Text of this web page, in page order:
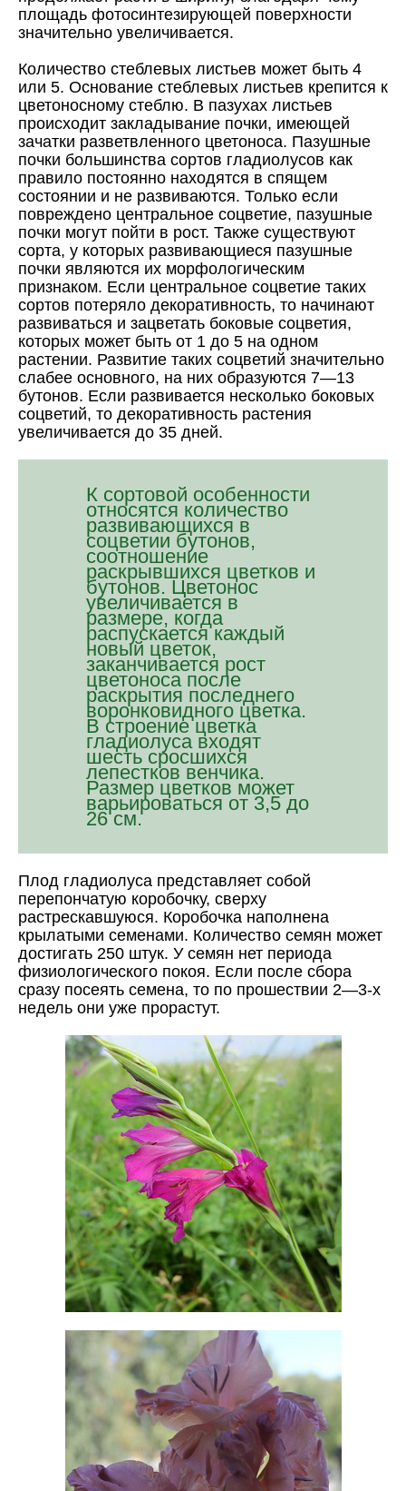
площадь фотосинтезирующей поверхности
значительно увеличивается.
Количество стеблевых листьев может быть 4
или 5. Основание стеблевых листьев крепится к
цветоносному стеблю. В пазухах листьев
происходит закладывание почки, имеющей
зачатки разветвленного цветоноса. Пазушные
почки большинства сортов гладиолусов как
правило постоянно находятся в спящем
состоянии и не развиваются. Только если
повреждено центральное соцветие, пазушные
почки могут пойти в рост. Также существуют
сорта, у которых развивающиеся пазушные
почки являются их морфологическим
признаком. Если центральное соцветие таких
сортов потеряло декоративность, то начинают
развиваться и зацветать боковые соцветия,
которых может быть от 1 до 5 на одном
растении. Развитие таких соцветий значительно
слабее основного, на них образуются 7—13
бутонов. Если развивается несколько боковых
соцветий, то декоративность растения
увеличивается до 35 дней.
К сортовой особенности
относятся количество
развивающихся в
соцветии бутонов,
соотношение
раскрывшихся цветков и
бутонов. Цветонос
увеличивается в
размере, когда
распускается каждый
новый цветок,
заканчивается рост
цветоноса после
раскрытия последнего
воронковидного цветка.
В строение цветка
гладиолуса входят
шесть сросшихся
лепестков венчика.
Размер цветков может
варьироваться от 3,5 до
26 см.
Плод гладиолуса представляет собой
перепончатую коробочку, сверху
растрескавшуюся. Коробочка наполнена
крылатыми семенами. Количество семян может
достигать 250 штук. У семян нет периода
физиологического покоя. Если после сбора
сразу посеять семена, то по прошествии 2—3-х
недель они уже прорастут.